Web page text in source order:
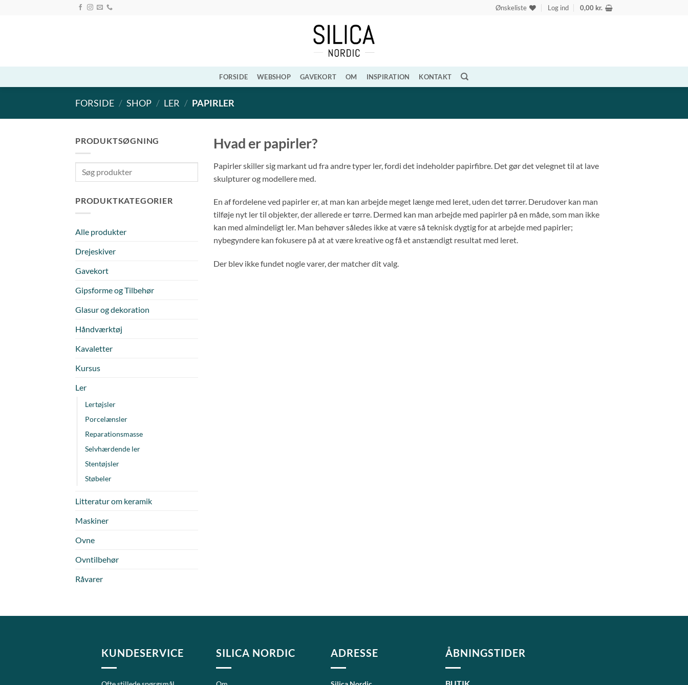
Ønskeliste Log ind 0,00 kr.
FORSIDE WEBSHOP GAVEKORT OM INSPIRATION KONTAKT
FORSIDE / SHOP / LER / PAPIRLER
PRODUKTSØGNING
Søg
produkter
PRODUKTKATEGORIER
Alle produkter
Drejeskiver
Gavekort
Gipsforme og Tilbehør
Glasur og dekoration
Håndværktøj
Kavaletter
Kursus
Ler
Lertøjsler
Porcelænsler
Reparationsmasse
Selvhærdende ler
Stentøjsler
Støbeler
Litteratur om keramik
Maskiner
Ovne
Ovntilbehør
Råvarer
Hvad er papirler?
Papirler skiller sig markant ud fra andre typer ler, fordi det indeholder papirfibre. Det gør det velegnet til at lave
skulpturer og modellere med.
En af fordelene ved papirler er, at man kan arbejde meget længe med leret, uden det tørrer. Derudover kan man
tilføje nyt ler til objekter, der allerede er tørre. Dermed kan man arbejde med papirler på en måde, som man ikke
kan med almindeligt ler. Man behøver således ikke at være så teknisk dygtig for at arbejde med papirler;
nybegyndere kan fokusere på at at være kreative og få et anstændigt resultat med leret.
Der blev ikke fundet nogle varer, der matcher dit valg.
KUNDESERVICE SILICA NORDIC ADRESSE ÅBNINGSTIDER